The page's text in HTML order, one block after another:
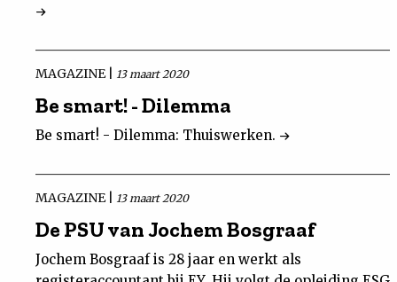
MAGAZINE | 13 maart 2020
Be smart! - Dilemma
Be smart! - Dilemma: Thuiswerken.
MAGAZINE | 13 maart 2020
De PSU van Jochem Bosgraaf
Jochem Bosgraaf is 28 jaar en werkt als